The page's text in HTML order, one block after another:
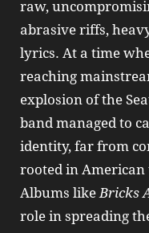
raw,
abrasive riffs,
lyrics. At a time
reaching
explosion of the
band managed to
identity, far from
rooted in
Albums likeBricks
role in spreading